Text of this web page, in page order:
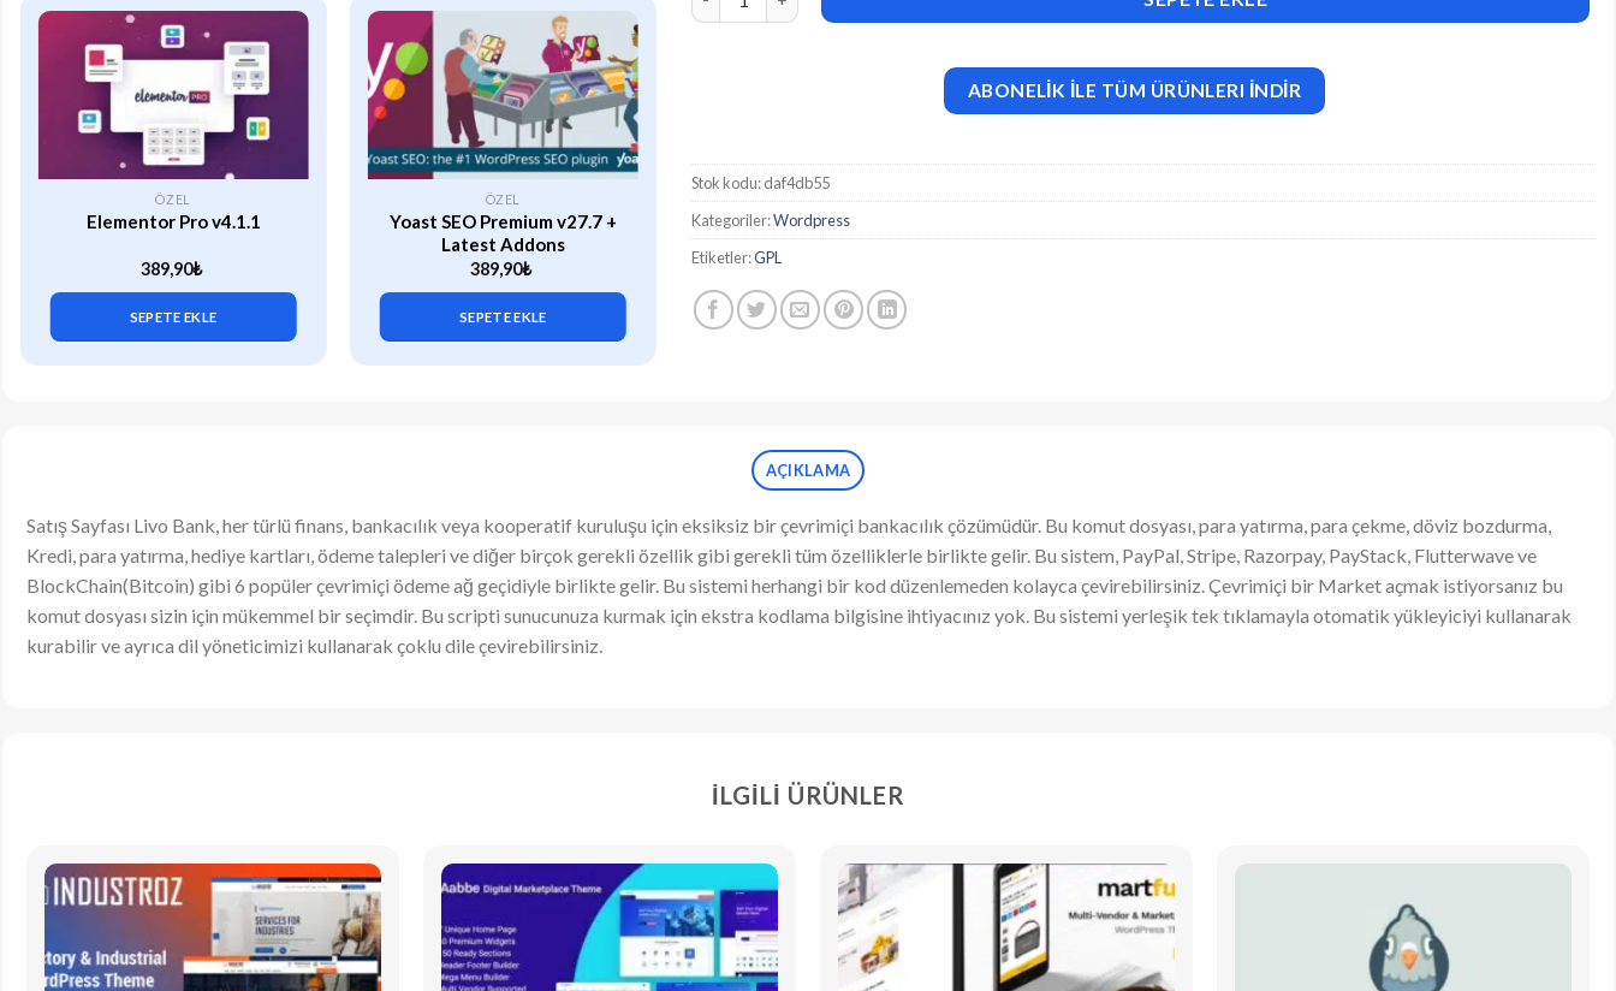
ÖZEL
Elementor Pro v4.1.1
389,90₺
SEPETE EKLE
ÖZEL
Yoast SEO Premium v27.7 +
Latest Addons
389,90₺
SEPETE EKLE
ÖZEL
WP Rocket (v3.21.2) Caching
Plugin for WordPress
SEPETE EKLE
ABONELİK İLE TÜM ÜRÜNLERI İNDİR
Stok kodu:daf4db55
Kategoriler:Wordpress
Etiketler:GPL
AÇIKLAMA
Satış Sayfası Livo Bank, her türlü finans, bankacılık veya kooperatif kuruluşu için eksiksiz bir çevrimiçi bankacılık çözümüdür. Bu komut dosyası, para yatırma, para çekme, döviz bozdurma,
Kredi, para yatırma, hediye kartları, ödeme talepleri ve diğer birçok gerekli özellik gibi gerekli tüm özelliklerle birlikte gelir. Bu sistem, PayPal, Stripe, Razorpay, PayStack, Flutterwave ve
BlockChain(Bitcoin) gibi 6 popüler çevrimiçi ödeme ağ geçidiyle birlikte gelir. Bu sistemi herhangi bir kod düzenlemeden kolayca çevirebilirsiniz. Çevrimiçi bir Market açmak istiyorsanız bu
komut dosyası sizin için mükemmel bir seçimdir. Bu scripti sunucunuza kurmak için ekstra kodlama bilgisine ihtiyacınız yok. Bu sistemi yerleşik tek tıklamayla otomatik yükleyiciyi kullanarak
kurabilir ve ayrıca dil yöneticimizi kullanarak çoklu dile çevirebilirsiniz.
İLGILI ÜRÜNLER